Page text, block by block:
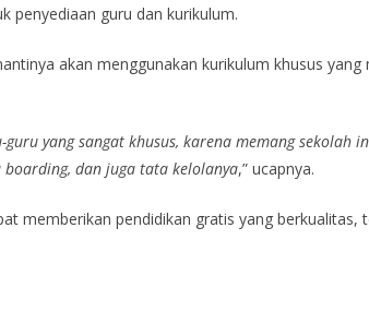
penyediaan guru dan kurikulum.
akan menggunakan kurikulum khusus
yang sangat khusus, karena memang sekolah
dan juga tata kelolanya,” ucapnya.
memberikan pendidikan gratis yang